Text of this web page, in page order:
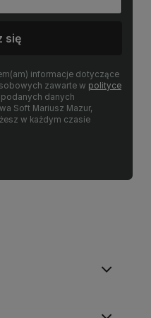
się
informacje dotyczące
zawarte w polityce
danych
Soft Mariusz Mazur,
w każdym czasie